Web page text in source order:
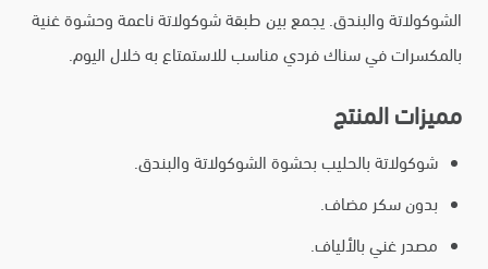
الشوكولاتة والبندق. يجمع بين طبقة شوكولاتة ناعمة وحشوة غنية
بالمكسرات في سناك فردي مناسب للاستمتاع به خلال اليوم.
مميزات المنتج
شوكولاتة بالحليب بحشوة الشوكولاتة والبندق.
بدون سكر مضاف.
مصدر غني بالألياف.